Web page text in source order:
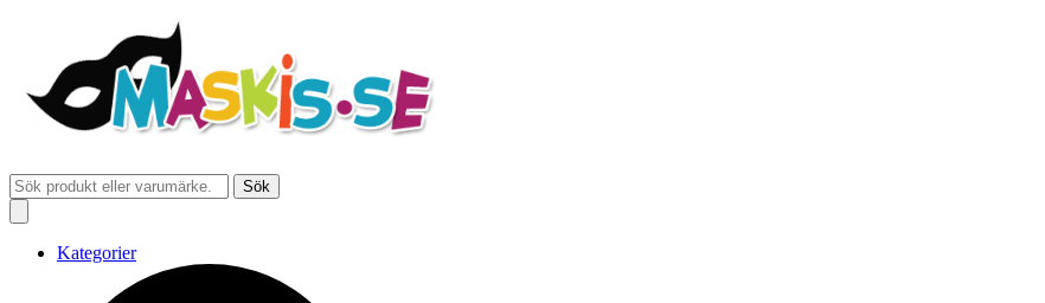
Sök
Kategorier